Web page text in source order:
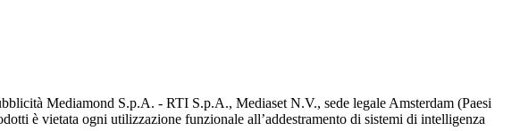
Mediamond S.p.A. - RTI S.p.A., Mediaset N.V., sede legale Amsterdam (Paesi
è vietata ogni utilizzazione funzionale all’addestramento di sistemi di intelligenza